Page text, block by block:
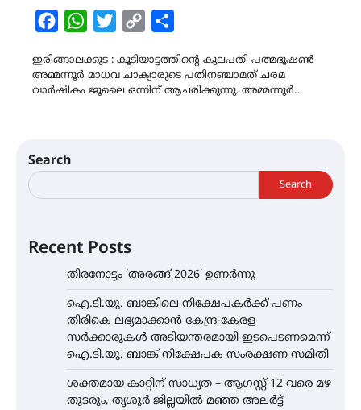
FacebookWhatsAppTwitterCopy
ഇരിങ്ങാലക്കുട : കൂടിയാട്ടത്തിന്‍റെ കുലപതി പത്മഭൂഷൺ
അമ്മന്നൂർ മാധവ ചാക്യാരുടെ പതിനഞ്ചാമത് ചരമ
വാർഷികം ജൂലൈ ഒന്നിന് ആചരിക്കുന്നു. അമ്മന്നൂർ…
Search
Search
Recent Posts
തിരനോട്ടം ‘അരങ്ങ് 2026’ ഉണർന്നു
ഐ.ടി.യു. ബാങ്കിലെ നിക്ഷേപകർക്ക് പണം
തിരികെ ലഭ്യമാക്കാൻ കേന്ദ്ര-കേരള
സർക്കാരുകൾ അടിയന്തരമായി ഇടപെടണമെന്ന്
ഐ.ടി.യു. ബാങ്ക് നിക്ഷേപക സംരക്ഷണ സമിതി
ശക്തമായ കാറ്റിന് സാധ്യത – ആഗസ്റ്റ് 12 വരെ മഴ
തുടരും, തൃശൂർ ജില്ലയിൽ മഞ്ഞ അലർട്ട്